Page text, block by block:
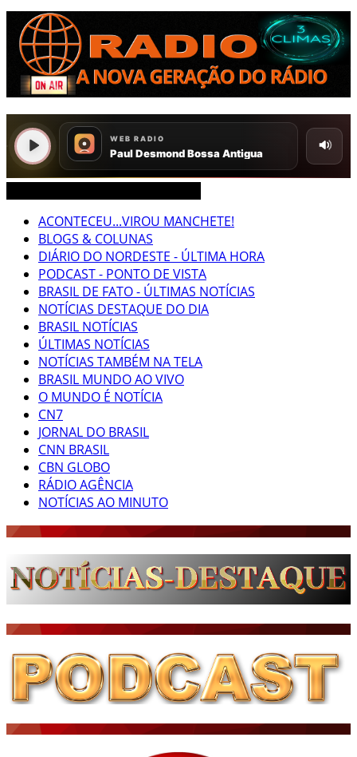
ACONTECEU...VIROU MANCHETE!
BLOGS & COLUNAS
DIÁRIO DO NORDESTE - ÚLTIMA HORA
PODCAST - PONTO DE VISTA
BRASIL DE FATO - ÚLTIMAS NOTÍCIAS
NOTÍCIAS DESTAQUE DO DIA
BRASIL NOTÍCIAS
ÚLTIMAS NOTÍCIAS
NOTÍCIAS TAMBÉM NA TELA
BRASIL MUNDO AO VIVO
O MUNDO É NOTÍCIA
CN7
JORNAL DO BRASIL
CNN BRASIL
CBN GLOBO
RÁDIO AGÊNCIA
NOTÍCIAS AO MINUTO